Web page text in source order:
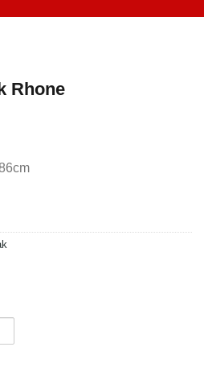
Rhone